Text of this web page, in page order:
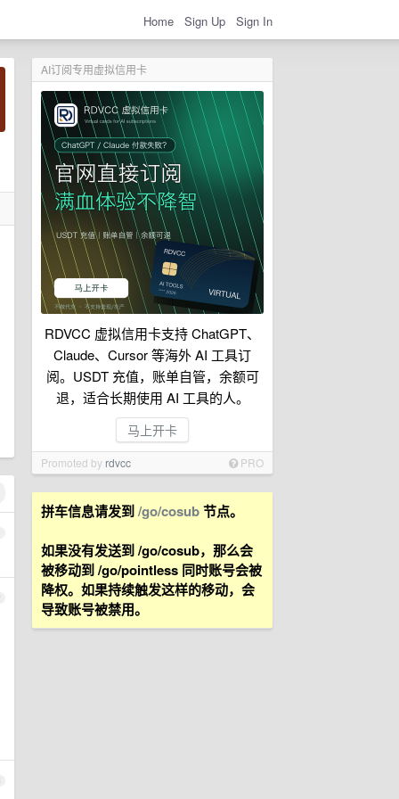
Home Sign Up Sign In
AI订阅专用虚拟信用卡
RDVCC 虚拟信用卡支持 ChatGPT、
Claude、Cursor 等海外 AI 工具订
阅。USDT 充值，账单自管，余额可
退，适合长期使用 AI 工具的人。
马上开卡
Promoted by rdvcc PRO
拼车信息请发到/go/cosub节点。
如果没有发送到 /go/cosub，那么会
被移动到 /go/pointless 同时账号会被
降权。如果持续触发这样的移动，会
导致账号被禁用。